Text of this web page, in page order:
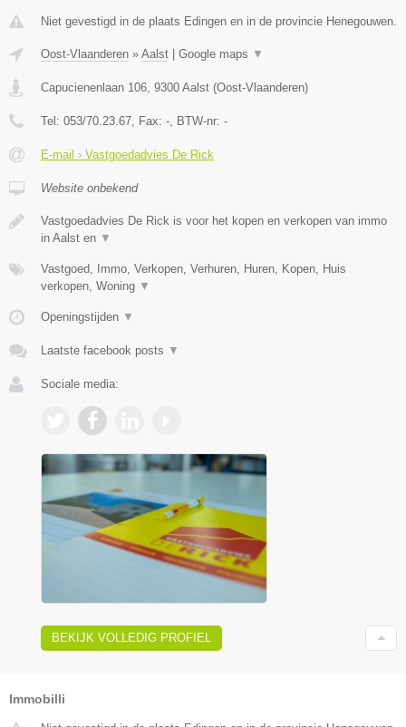
Niet gevestigd in de plaats Edingen en in de provincie Henegouwen.
Oost-Vlaanderen » Aalst Google maps ▼
Capucienenlaan 106 9300 Aalst (Oost-Vlaanderen)
Tel: 053/70.23.67 , Fax: - , BTW-nr: -
E-mail › Vastgoedadvies De Rick
Website onbekend
Vastgoedadvies De Rick is voor het kopen en verkopen van immo
in Aalst en ▼
Vastgoed, Immo, Verkopen, Verhuren, Huren, Kopen, Huis
verkopen, Woning ▼
Openingstijden ▼
Laatste facebook posts ▼
Sociale media:
BEKIJK VOLLEDIG PROFIEL
Immobilli